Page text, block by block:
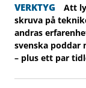
VERKTYG
Att
skruva på
andras
svenska poddar
– plus ett par